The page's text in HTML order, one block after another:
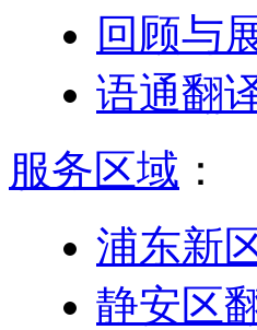
回顾与
语通翻
服务区域 ：
浦东新
静安区